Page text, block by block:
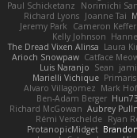
Paul Schicketanz
Norimichi
Richard Lyons Joanne Tai
Jeremy Park
Cameron Keffer
Kelly Johnson
The Dread Vixen Alinsa Laura
Arioch Snowpaw Catface
Luis Naranjo Sean
Marielli Vichique Primaris
Alvaro Villagomez Mark
Ben-Adam Berger
Richard McGowan Aubrey
Rémi Verschelde Ryan
ProtanopicMidget